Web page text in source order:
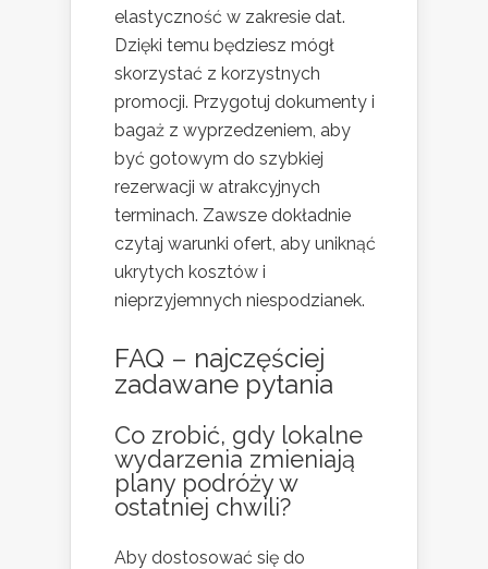
elastyczność w zakresie dat.
Dzięki temu będziesz mógł
skorzystać z korzystnych
promocji. Przygotuj dokumenty i
bagaż z wyprzedzeniem, aby
być gotowym do szybkiej
rezerwacji w atrakcyjnych
terminach. Zawsze dokładnie
czytaj warunki ofert, aby uniknąć
ukrytych kosztów i
nieprzyjemnych niespodzianek.
FAQ – najczęściej
zadawane pytania
Co zrobić, gdy lokalne
wydarzenia zmieniają
plany podróży w
ostatniej chwili?
Aby dostosować się do